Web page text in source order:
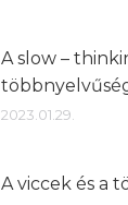
A slow –
2023.01.29.
A viccek és a